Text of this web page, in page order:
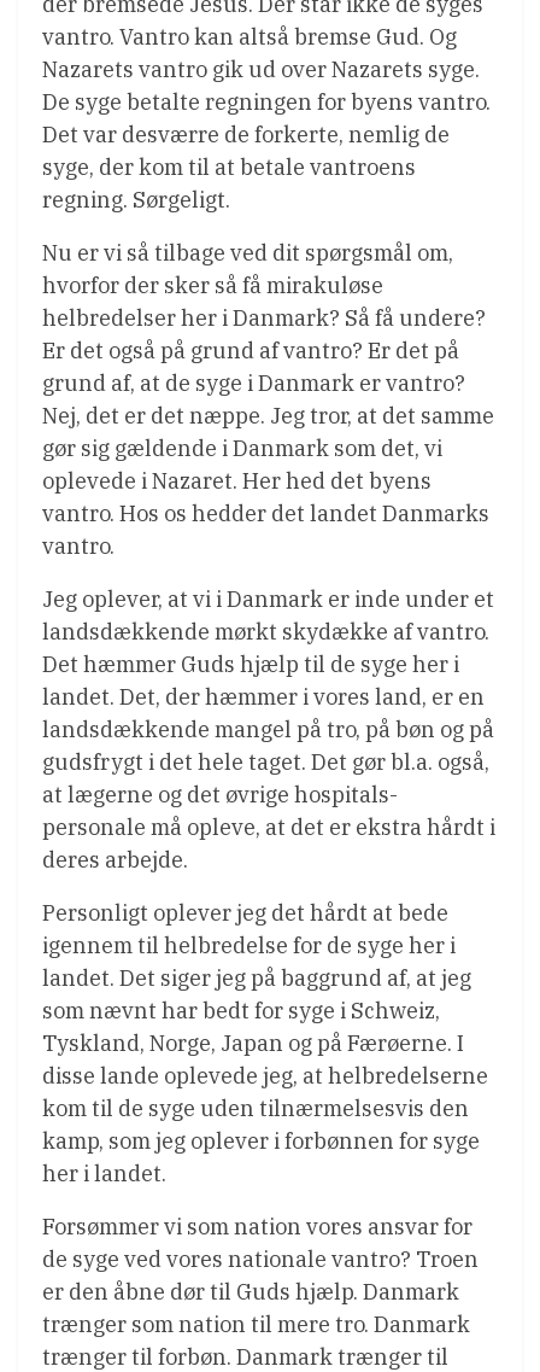
vantro. Vantro kan altså bremse Gud. Og
Nazarets vantro gik ud over Nazarets syge.
De syge betalte regningen for byens vantro.
Det var desværre de forkerte, nemlig de
syge, der kom til at betale vantroens
regning. Sørgeligt.
Nu er vi så tilbage ved dit spørgsmål om,
hvorfor der sker så få mirakuløse
helbredelser her i Danmark? Så få undere?
Er det også på grund af vantro? Er det på
grund af, at de syge i Danmark er vantro?
Nej, det er det næppe. Jeg tror, at det samme
gør sig gældende i Danmark som det, vi
oplevede i Nazaret. Her hed det byens
vantro. Hos os hedder det landet Danmarks
vantro.
Jeg oplever, at vi i Danmark er inde under et
landsdækkende mørkt skydække af vantro.
Det hæmmer Guds hjælp til de syge her i
landet. Det, der hæmmer i vores land, er en
landsdækkende mangel på tro, på bøn og på
gudsfrygt i det hele taget. Det gør bl.a. også,
at lægerne og det øvrige hospitals-
personale må opleve, at det er ekstra hårdt i
deres arbejde.
Personligt oplever jeg det hårdt at bede
igennem til helbredelse for de syge her i
landet. Det siger jeg på baggrund af, at jeg
som nævnt har bedt for syge i Schweiz,
Tyskland, Norge, Japan og på Færøerne. I
disse lande oplevede jeg, at helbredelserne
kom til de syge uden tilnærmelsesvis den
kamp, som jeg oplever i forbønnen for syge
her i landet.
Forsømmer vi som nation vores ansvar for
de syge ved vores nationale vantro? Troen
er den åbne dør til Guds hjælp. Danmark
trænger som nation til mere tro. Danmark
trænger til forbøn. Danmark trænger til